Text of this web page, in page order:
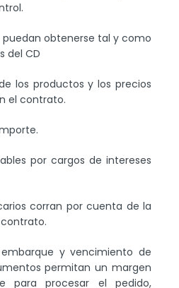
obtenerse tal y como
del CD
productos y los precios
el contrato.
por cargos de intereses
corran por cuenta de la
y vencimiento de
permitan un margen
para procesar el pedido,